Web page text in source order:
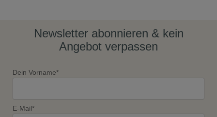
Newsletter abonnieren & kein
Angebot verpassen
Dein Vorname*
E-Mail*